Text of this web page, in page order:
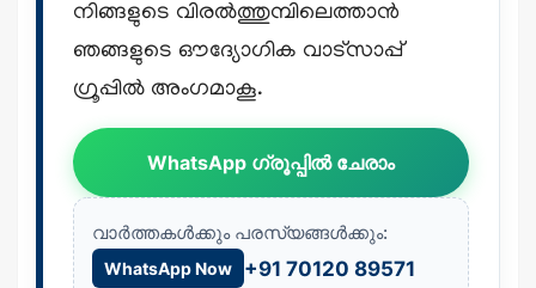
നിങ്ങളുടെ വിരൽത്തുമ്പിലെത്താൻ
ഞങ്ങളുടെ ഔദ്യോഗിക വാട്സാപ്പ്
ഗ്രൂപ്പിൽ അംഗമാകൂ.
WhatsApp ഗ്രൂപ്പിൽ ചേരാം
വാർത്തകൾക്കും പരസ്യങ്ങൾക്കും:
WhatsApp Now +91 70120 89571